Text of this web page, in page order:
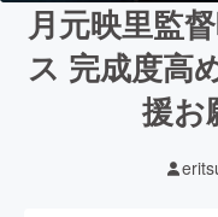
月元映里監
ス 完成度高
援お